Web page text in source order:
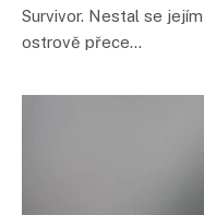
Survivor. Nestal se
ostrově přece…